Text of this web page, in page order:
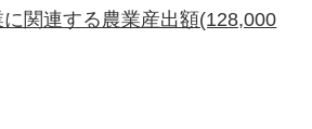
関連する農業産出額(128,000